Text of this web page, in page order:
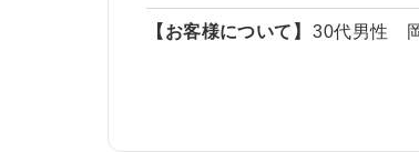
【お客様について】 30代男性